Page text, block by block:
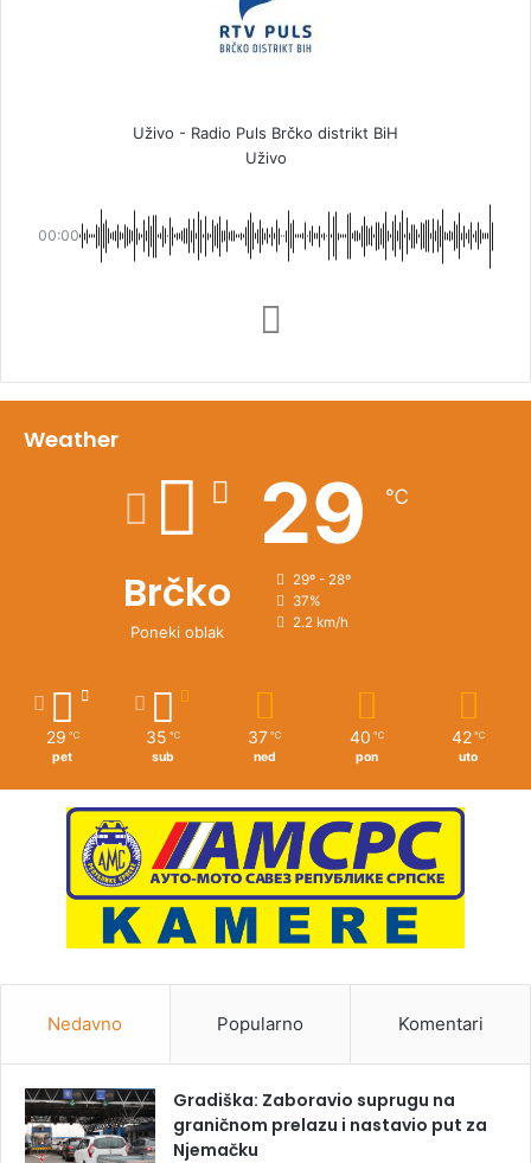
Uživo - Radio Puls Brčko distrikt BiH
Uživo
00:00
Weather
Brčko
Poneki oblak
29 ℃
29º - 28º
37%
2.2 km/h
29 ℃
pet
35 ℃
sub
37 ℃
ned
40 ℃
pon
42 ℃
uto
Nedavno Popularno Komentari
Gradiška: Zaboravio suprugu na
graničnom prelazu i nastavio put za
Njemačku